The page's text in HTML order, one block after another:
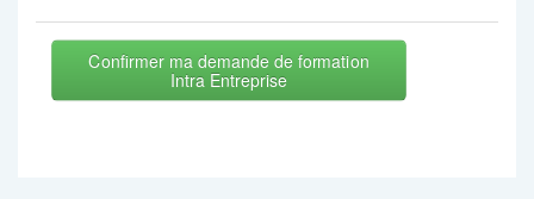
Confirmer ma demande de formation
Intra Entreprise